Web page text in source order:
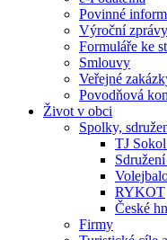
Povinné
Výroční zprávy
Formuláře ke
Smlouvy
Veřejné
Povodňová
Život v obci
Spolky,
TJ
RYKOT
České
Firmy